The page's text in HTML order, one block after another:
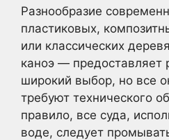
Разнообразие
пластиковых,
или классических
каноэ — предоставляет
широкий выбор, но все
требуют технического
правило, все суда,
воде, следует